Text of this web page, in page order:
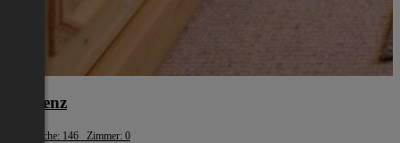
Bludenz
Wohnfläche: 146 Zimmer: 0